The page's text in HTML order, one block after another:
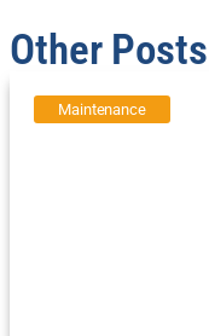
Other Posts
Maintenance